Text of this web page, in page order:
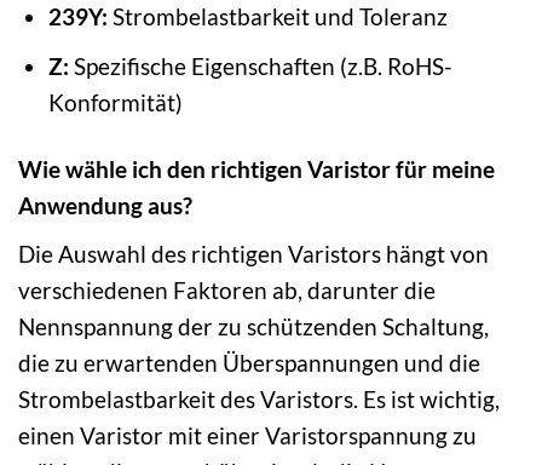
239Y: Strombelastbarkeit und Toleranz
Z: Spezifische Eigenschaften (z.B. RoHS-
Konformität)
Wie wähle ich den richtigen Varistor für meine
Anwendung aus?
Die Auswahl des richtigen Varistors hängt von
verschiedenen Faktoren ab, darunter die
Nennspannung der zu schützenden Schaltung,
die zu erwartenden Überspannungen und die
Strombelastbarkeit des Varistors. Es ist wichtig,
einen Varistor mit einer Varistorspannung zu